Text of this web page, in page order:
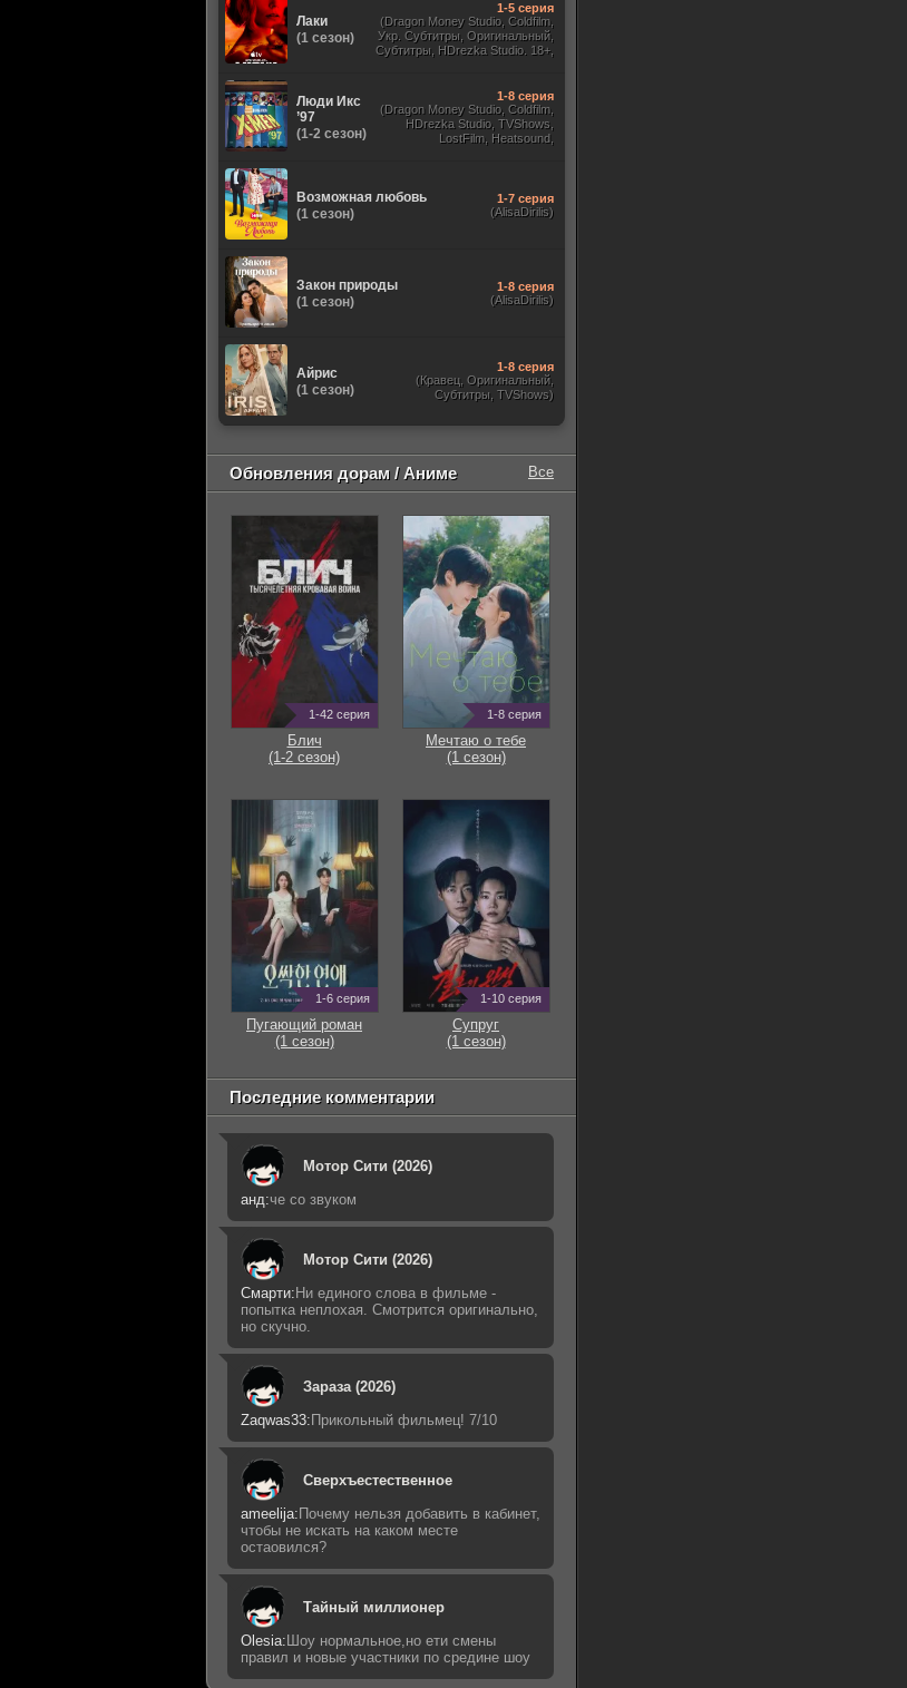
Лаки
(1 сезон)
1-5 серия
(Dragon Money Studio, Coldfilm,
Укр. Субтитры, Оригинальный,
Субтитры, HDrezka Studio. 18+,
Люди Икс
’97
(1-2 сезон)
1-8 серия
(Dragon Money Studio, Coldfilm,
HDrezka Studio, TVShows,
LostFilm, Heatsound,
Возможная любовь
(1 сезон)
1-7 серия
(AlisaDirilis)
Закон природы
(1 сезон)
1-8 серия
(AlisaDirilis)
Айрис
(1 сезон)
1-8 серия
(Кравец, Оригинальный,
Субтитры, TVShows)
Обновления дорам / Аниме Все
1-42 серия
Блич
(1-2 сезон)
1-8 серия
Мечтаю о тебе
(1 сезон)
1-6 серия
Пугающий роман
(1 сезон)
1-10 серия
Супруг
(1 сезон)
Последние комментарии
Мотор Сити (2026)
анд:че со звуком
Мотор Сити (2026)
Смарти: Ни единого слова в фильме -
попытка неплохая. Смотрится оригинально,
но скучно.
Зараза (2026)
Zaqwas33: Прикольный фильмец! 7/10
Сверхъестественное
ameelija: Почему нельзя добавить в кабинет,
чтобы не искать на каком месте
остаовился?
Тайный миллионер
Olesia: Шоу нормальное,но ети смены
правил и новые участники по средине шоу